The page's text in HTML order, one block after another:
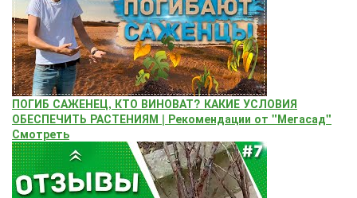
ПОГИБ САЖЕНЕЦ, КТО ВИНОВАТ? КАКИЕ УСЛОВИЯ
ОБЕСПЕЧИТЬ РАСТЕНИЯМ | Рекомендации от "Мегасад"
Смотреть